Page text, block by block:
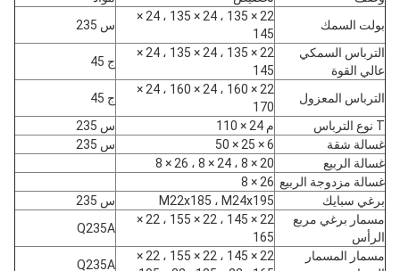
بولت السمك
22 × 135 ، 24 × 135 ، 24 ×
145
س 235
الترباس السمكي
عالي القوة
22 × 135 ، 24 × 135 ، 24 ×
145
ج 45
الترباس المعزول
22 × 160 ، 24 × 160 ، 24 ×
170
ج 45
T نوع الترباس
م 24 × 110
س 235
غسالة شقة
6 × 25 × 50
س 235
غسالة الربيع
20 × 8 ، 24 × 8 ، 26 × 8
غسالة مزدوجة الربيع 26 × 8
برغي سبايك
M22x185 ، M24x195
س 235
مسمار برغي مربع
الرأس
22 × 145 ، 22 × 155 ، 22 ×
165
Q235A
مسمار المسمار
22 × 145 ، 22 × 155 ، 22 ×
Q235A